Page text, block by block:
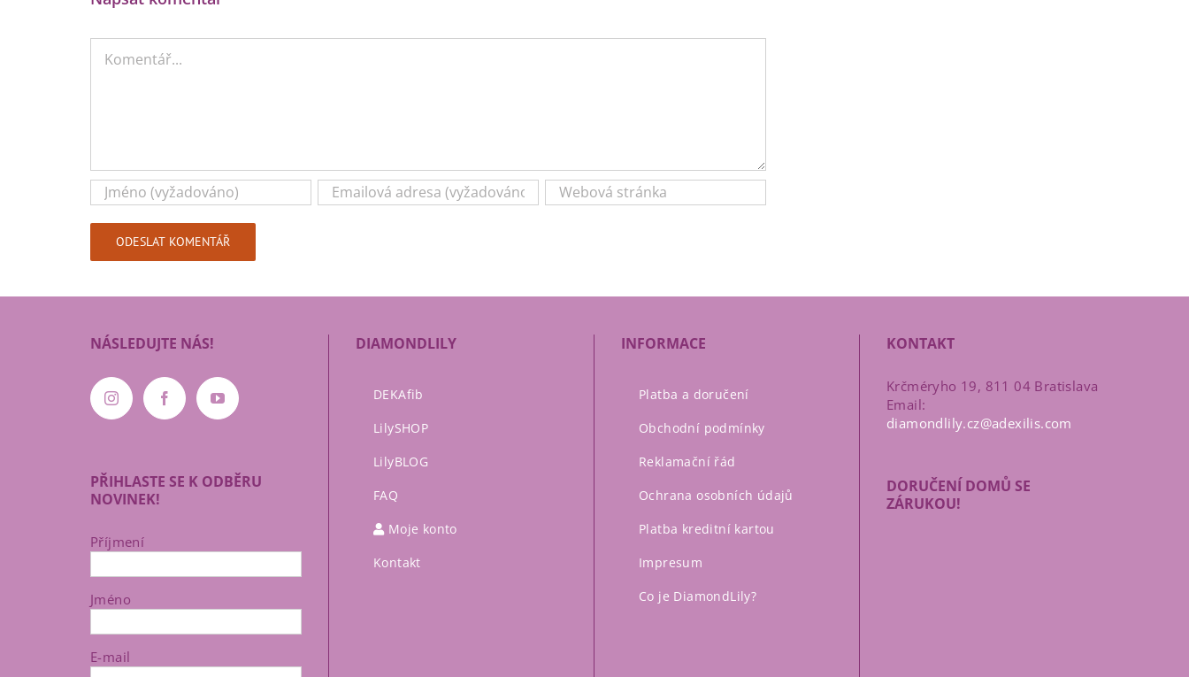
NÁSLEDUJTE NÁS!
PŘIHLASTE SE K ODBĚRU
NOVINEK!
Příjmení
Jméno
E-mail
DIAMONDLILY
DEKAfib
LilySHOP
LilyBLOG
FAQ
Moje konto
Kontakt
INFORMACE
Platba a doručení
Obchodní podmínky
Reklamační řád
Ochrana osobních údajů
Platba kreditní kartou
Impresum
Co je DiamondLily?
KONTAKT
Krčméryho 19, 811 04 Bratislava
Email:
diamondlily.cz@adexilis.com
DORUČENÍ DOMŮ SE
ZÁRUKOU!